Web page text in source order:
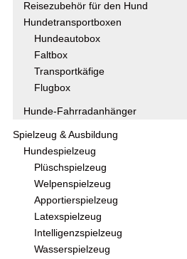
Reisezubehör für den Hund
Hundetransportboxen
Hundeautobox
Faltbox
Transportkäfige
Flugbox
Hunde-Fahrradanhänger
Spielzeug & Ausbildung
Hundespielzeug
Plüschspielzeug
Welpenspielzeug
Apportierspielzeug
Latexspielzeug
Intelligenzspielzeug
Wasserspielzeug